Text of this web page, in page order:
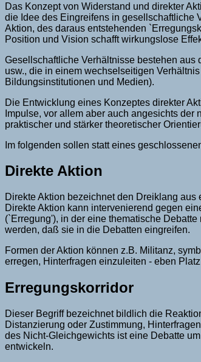
Das Konzept von Widerstand und direkter
die Idee des Eingreifens in gesellschaftliche
Aktion, des daraus entstehenden
Position und Vision schafft wirkungslose
Gesellschaftliche Verhältnisse bestehen
usw., die in einem wechselseitigen
Bildungsinstitutionen und Medien).
Die Entwicklung eines Konzeptes direkter
Impulse, vor allem aber auch angesichts
praktischer und stärker theoretischer
Im folgenden sollen statt eines
Direkte Aktion
Direkte Aktion bezeichnet den Dreiklang
Direkte Aktion kann intervenierend gegen
(`Erregung'), in der eine thematische
werden, daß sie in die Debatten eingreifen.
Formen der Aktion können z.B. Militanz,
erregen, Hinterfragen einzuleiten - eben
Erregungskorridor
Dieser Begriff bezeichnet bildlich die
Distanzierung oder Zustimmung,
des Nicht-Gleichgewichts ist eine Debatte
entwickeln.